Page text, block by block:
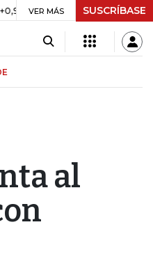
UVR $ 416,86 +$ 0,05 +0,01%
VER MÁS SUSCRÍBASE
al